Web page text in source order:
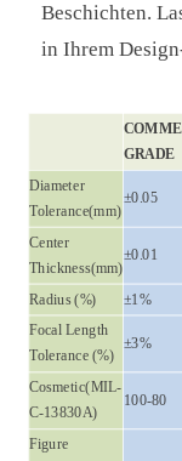
Beschichten.
in Ihrem
GRADE
Diameter
Tolerance(mm)
±0.05
Center
Thickness(mm)
±0.01
Radius (%) ±1%
Focal Length
Tolerance (%)
±3%
Cosmetic(MIL-
C-13830A)
100-80
Figure